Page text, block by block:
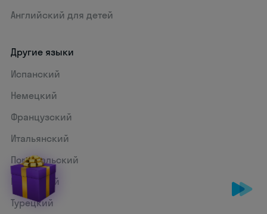
Английский для детей
Другие языки
Испанский
Немецкий
Французский
Итальянский
Португальский
Китайский
Турецкий